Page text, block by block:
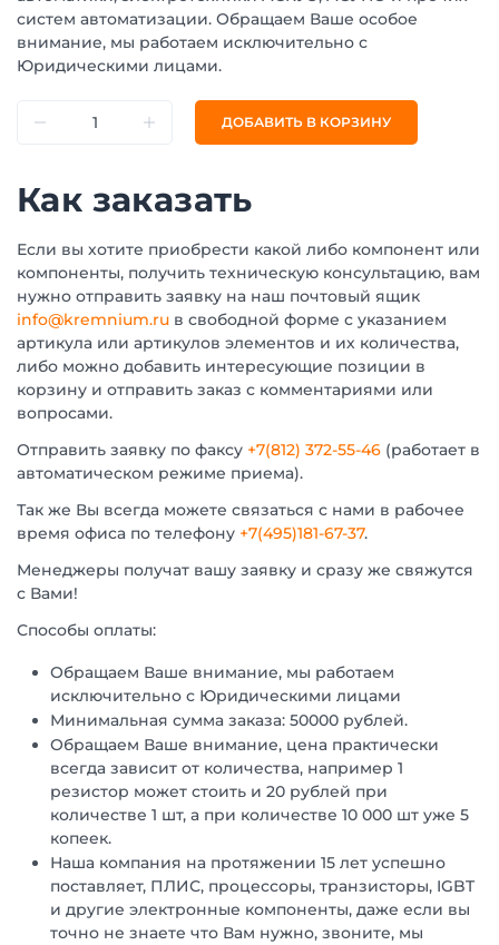
систем автоматизации. Обращаем Ваше особое
внимание, мы работаем исключительно с
Юридическими лицами.
ДОБАВИТЬ В КОРЗИНУ
Как заказать
Если вы хотите приобрести какой либо компонент или
компоненты, получить техническую консультацию, вам
нужно отправить заявку на наш почтовый ящик
info@kremnium.ru в свободной форме с указанием
артикула или артикулов элементов и их количества,
либо можно добавить интересующие позиции в
корзину и отправить заказ с комментариями или
вопросами.
Отправить заявку по факсу +7(812) 372-55-46 (работает в
автоматическом режиме приема).
Так же Вы всегда можете связаться с нами в рабочее
время офиса по телефону +7(495)181-67-37.
Менеджеры получат вашу заявку и сразу же свяжутся
с Вами!
Способы оплаты:
Обращаем Ваше внимание, мы работаем
исключительно с Юридическими лицами
Минимальная сумма заказа: 50000 рублей.
Обращаем Ваше внимание, цена практически
всегда зависит от количества, например 1
резистор может стоить и 20 рублей при
количестве 1 шт, а при количестве 10 000 шт уже 5
копеек.
Наша компания на протяжении 15 лет успешно
поставляет, ПЛИС, процессоры, транзисторы, IGBT
и другие электронные компоненты, даже если вы
точно не знаете что Вам нужно, звоните, мы